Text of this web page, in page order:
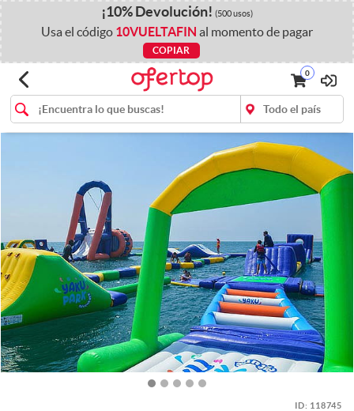
¡10%Devolución! (500 usos)
Usa el código 10VUELTAFIN al momento de pagar
COPIAR
0
ID: 118745